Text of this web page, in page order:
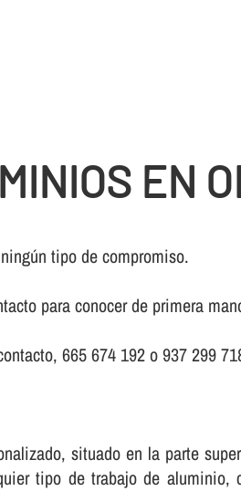
EN
tipo de compromiso.
para conocer de primera
665 674 192 o 937 299
situado en la parte
tipo de trabajo de